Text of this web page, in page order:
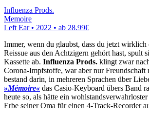
Influenza Prods.
Memoire
Left Ear • 2022 • ab 28.99€
Immer, wenn du glaubst, dass du jetzt wirklich
Reissue aus den Achtzigern gehört hast, spult
Kassette ab. Influenza Prods. klingt zwar
Corona-Impfstoffe, war aber nur Freundschaft
bestand darin, in mehreren Sprachen über
»Mémoire« das Casio-Keyboard übers Band
heute so, als hätte ein
Erbe seiner Oma für einen 4-Track-Recorder